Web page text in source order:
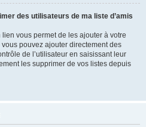
des utilisateurs de ma liste d’amis
vous permet de les ajouter à votre
vous pouvez ajouter directement des
de l’utilisateur en saisissant leur
les supprimer de vos listes depuis